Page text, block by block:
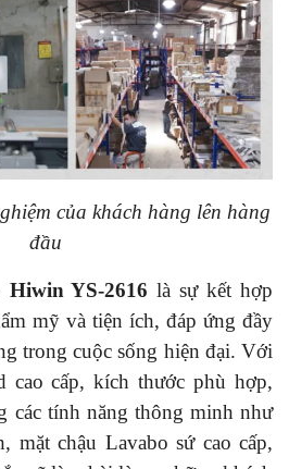
của khách hàng lên hàng
đầu
YS-2616 là sự kết hợp
mỹ và tiện ích, đáp ứng đầy
trong cuộc sống hiện đại. Với
cao cấp, kích thước phù hợp,
các tính năng thông minh như
mặt chậu Lavabo sứ cao cấp,